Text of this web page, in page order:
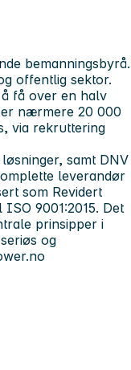
bemanningsbyrå.
offentlig sektor.
å få over en halv
nærmere 20 000
via rekruttering
samt DNV
leverandør
som Revidert
9001:2015. Det
prinsipper i
og